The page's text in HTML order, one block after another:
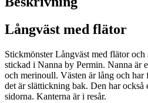
Långväst med flätor
Stickmönster Långväst med flätor
stickad i Nanna by Permin. Nanna är
och merinoull. Västen är lång och
det är slättickning bak. Den har också
sidorna. Kanterna är i resår.